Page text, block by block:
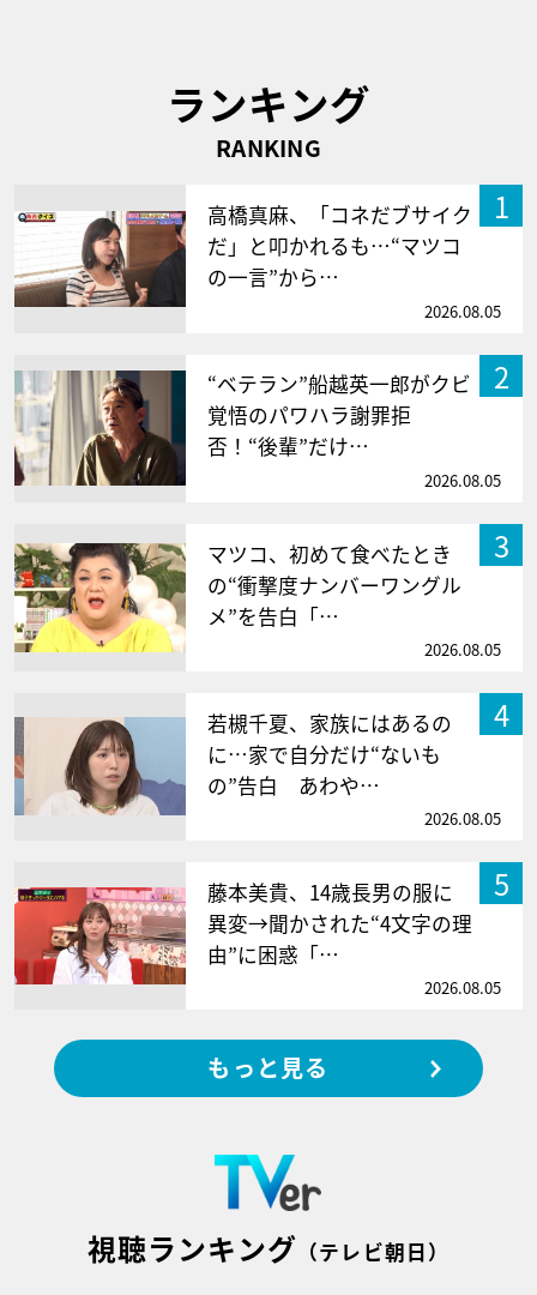
ランキング
RANKING
1
高橋真麻、「コネだブサイク
だ」と叩かれるも…“マツコ
の一言”から…
2026.08.05
2
“ベテラン”船越英一郎がクビ
覚悟のパワハラ謝罪拒
否！“後輩”だけ…
2026.08.05
3
マツコ、初めて食べたとき
の“衝撃度ナンバーワングル
メ”を告白「…
2026.08.05
4
若槻千夏、家族にはあるの
に…家で自分だけ“ないも
の”告白 あわや…
2026.08.05
5
藤本美貴、14歳長男の服に
異変→聞かされた“4文字の理
由”に困惑「…
2026.08.05
もっと見る
視聴ランキング （テレビ朝日）